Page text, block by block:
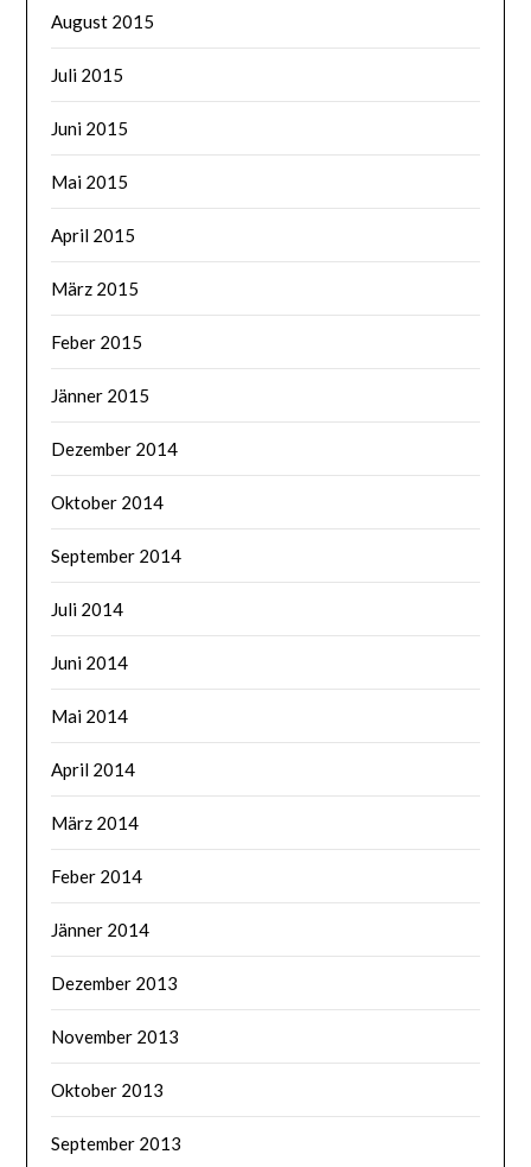
August 2015
Juli 2015
Juni 2015
Mai 2015
April 2015
März 2015
Feber 2015
Jänner 2015
Dezember 2014
Oktober 2014
September 2014
Juli 2014
Juni 2014
Mai 2014
April 2014
März 2014
Feber 2014
Jänner 2014
Dezember 2013
November 2013
Oktober 2013
September 2013